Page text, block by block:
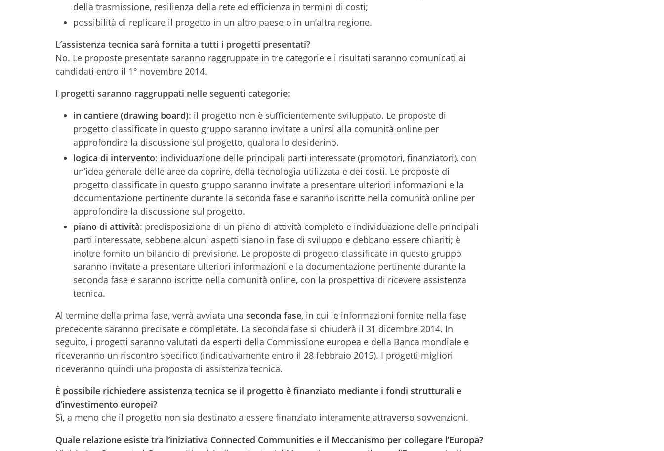
della trasmissione, resilienza della rete ed efficienza in termini di costi;
possibilità di replicare il progetto in un altro paese o in un’altra regione.
L’assistenza tecnica sarà fornita a tutti i progetti presentati?
No. Le proposte presentate saranno raggruppate in tre categorie e i risultati saranno comunicati ai
candidati entro il 1° novembre 2014.
I progetti saranno raggruppati nelle seguenti categorie:
in cantiere (drawing board): il progetto non è sufficientemente sviluppato. Le proposte di
progetto classificate in questo gruppo saranno invitate a unirsi alla comunità online per
approfondire la discussione sul progetto, qualora lo desiderino.
logica di intervento: individuazione delle principali parti interessate (promotori, finanziatori), con
un’idea generale delle aree da coprire, della tecnologia utilizzata e dei costi. Le proposte di
progetto classificate in questo gruppo saranno invitate a presentare ulteriori informazioni e la
documentazione pertinente durante la seconda fase e saranno iscritte nella comunità online per
approfondire la discussione sul progetto.
piano di attività: predisposizione di un piano di attività completo e individuazione delle principali
parti interessate, sebbene alcuni aspetti siano in fase di sviluppo e debbano essere chiariti; è
inoltre fornito un bilancio di previsione. Le proposte di progetto classificate in questo gruppo
saranno invitate a presentare ulteriori informazioni e la documentazione pertinente durante la
seconda fase e saranno iscritte nella comunità online, con la prospettiva di ricevere assistenza
tecnica.
Al termine della prima fase, verrà avviata una seconda fase, in cui le informazioni fornite nella fase
precedente saranno precisate e completate. La seconda fase si chiuderà il 31 dicembre 2014. In
seguito, i progetti saranno valutati da esperti della Commissione europea e della Banca mondiale e
riceveranno un riscontro specifico (indicativamente entro il 28 febbraio 2015). I progetti migliori
riceveranno quindi una proposta di assistenza tecnica.
È possibile richiedere assistenza tecnica se il progetto è finanziato mediante i fondi strutturali e
d’investimento europei?
Sì, a meno che il progetto non sia destinato a essere finanziato interamente attraverso sovvenzioni.
Quale relazione esiste tra l’iniziativa Connected Communities e il Meccanismo per collegare l’Europa?